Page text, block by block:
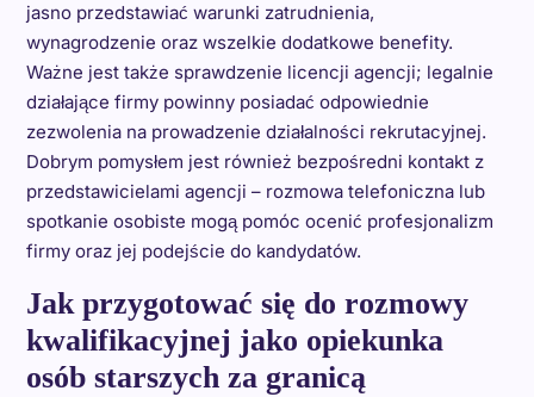
jasno przedstawiać warunki zatrudnienia,
wynagrodzenie oraz wszelkie dodatkowe benefity.
Ważne jest także sprawdzenie licencji agencji; legalnie
działające firmy powinny posiadać odpowiednie
zezwolenia na prowadzenie działalności rekrutacyjnej.
Dobrym pomysłem jest również bezpośredni kontakt z
przedstawicielami agencji – rozmowa telefoniczna lub
spotkanie osobiste mogą pomóc ocenić profesjonalizm
firmy oraz jej podejście do kandydatów.
Jak przygotować się do rozmowy
kwalifikacyjnej jako opiekunka
osób starszych za granicą